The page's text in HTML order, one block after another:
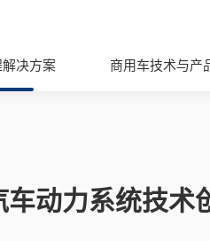
解决方案 商用车技术与产
动力系统技术